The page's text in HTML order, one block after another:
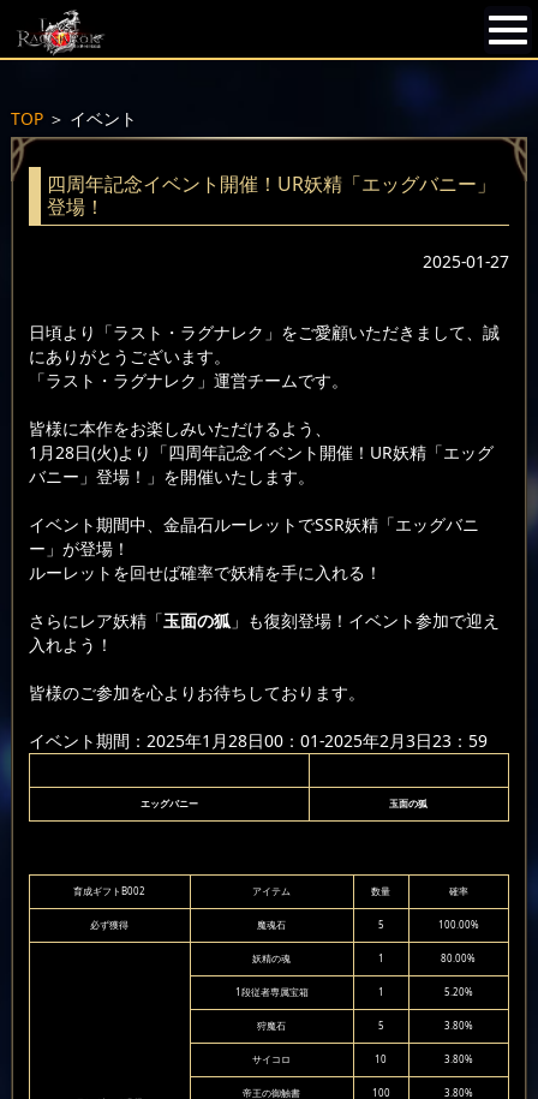
TOP＞ イベント
四周年記念イベント開催！UR妖精「エッグバニー」
登場！
2025-01-27
日頃より「ラスト・ラグナレク」をご愛顧いただきまして、誠
にありがとうございます。
「ラスト・ラグナレク」運営チームです。
皆様に本作をお楽しみいただけるよう、
1月28日(火)より「四周年記念イベント開催！UR妖精「エッグ
バニー」登場！」を開催いたします。
イベント期間中、金晶石ルーレットでSSR妖精「エッグバニ
ー」が登場！
ルーレットを回せば確率で妖精を手に入れる！
さらにレア妖精「玉面の狐」も復刻登場！イベント参加で迎え
入れよう！
皆様のご参加を心よりお待ちしております。
イベント期間：2025年1月28日00：01-2025年2月3日23：59
エッグバニー 玉面の狐
育成ギフトB002 アイテム 数量 確率
必ず獲得 魔魂石 5 100.00%
妖精の魂 1 80.00%
1段従者専属宝箱 1 5.20%
狩魔石 5 3.80%
サイコロ 10 3.80%
帝王の御触書 100 3.80%